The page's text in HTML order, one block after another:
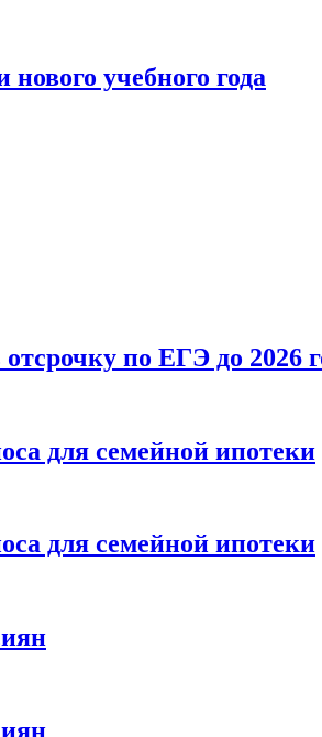
учебного года
по ЕГЭ до 2026
для семейной ипотеки
для семейной ипотеки